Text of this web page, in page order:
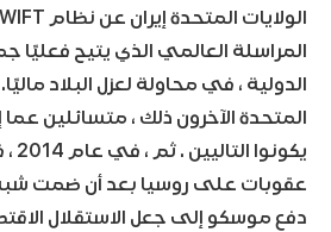
المراسلة العالمي الذي يتيح فعليًا
الدولية ، في محاولة لعزل البلاد
المتحدة الآخرون ذلك ، متسائلين عما
عقوبات على روسيا بعد أن ضمت شبه
دفع موسكو إلى جعل الاستقلال